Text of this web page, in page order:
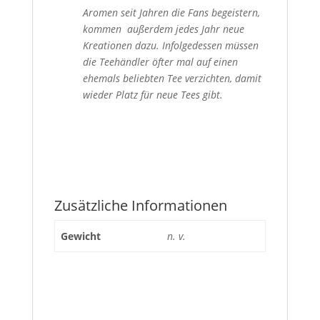
Aromen seit Jahren die Fans begeistern,
kommen außerdem jedes Jahr neue
Kreationen dazu. Infolgedessen müssen
die Teehändler öfter mal auf einen
ehemals beliebten Tee verzichten, damit
wieder Platz für neue Tees gibt.
Zusätzliche Informationen
Gewicht n. v.